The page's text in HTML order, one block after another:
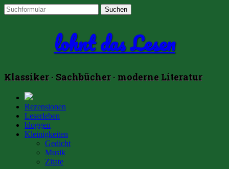
lohnt das Lesen
Klassiker · Sachbücher · moderne Literatur
Rezensionen
Leserleben
bloggen
Kleinigkeiten
Gedicht
Musik
Zitate